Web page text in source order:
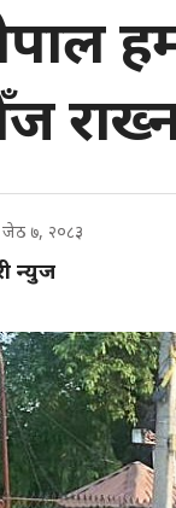
जेठ ७, २०८३
न्युज